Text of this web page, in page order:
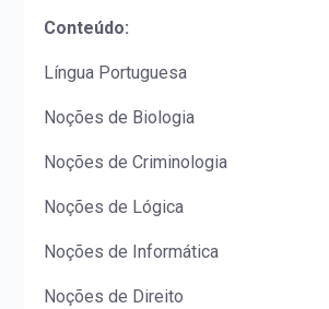
Conteúdo:
Língua Portuguesa
Noções de Biologia
Noções de Criminologia
Noções de Lógica
Noções de Informática
Noções de Direito